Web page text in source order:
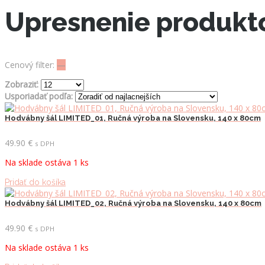
Upresnenie
Cenový filter: —
Zobraziť:
Usporiadať podľa:
Hodvábny šál LIMITED_01, Ručná výroba na Slovensku, 140 x 80cm
49.90 € s DPH
Na sklade ostáva 1 ks
Pridať do košíka
Hodvábny šál LIMITED_02, Ručná výroba na Slovensku, 140 x 80cm
49.90 € s DPH
Na sklade ostáva 1 ks